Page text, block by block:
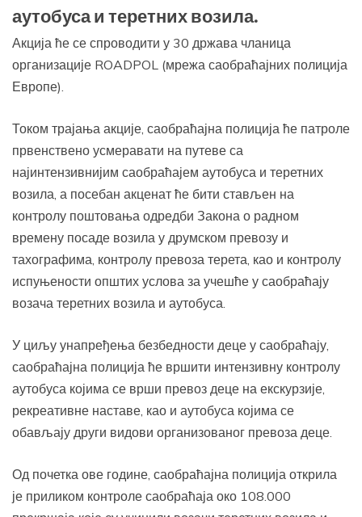
аутобуса и теретних возила.
Акција ће се спроводити у 30 држава чланица
организације ROADPOL (мрежа саобраћајних полиција
Европе).
Током трајања акције, саобраћајна полиција ће патроле
првенствено усмеравати на путеве са
најинтензивнијим саобраћајем аутобуса и теретних
возила, а посебан акценат ће бити стављен на
контролу поштовања одредби Закона о радном
времену посаде возила у друмском превозу и
тахографима, контролу превоза терета, као и контролу
испуњености општих услова за учешће у саобраћају
возача теретних возила и аутобуса.
У циљу унапређења безбедности деце у саобраћају,
саобраћајна полиција ће вршити интензивну контролу
аутобуса којима се врши превоз деце на екскурзије,
рекреативне наставе, као и аутобуса којима се
обављају други видови организованог превоза деце.
Од почетка ове године, саобраћајна полиција открила
је приликом контроле саобраћаја око 108.000